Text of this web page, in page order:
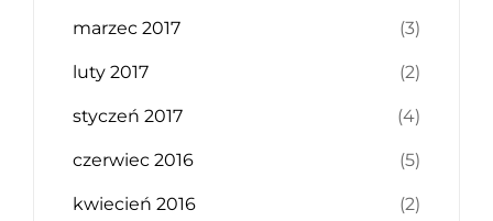
marzec 2017 (3)
luty 2017 (2)
styczeń 2017 (4)
czerwiec 2016 (5)
kwiecień 2016 (2)